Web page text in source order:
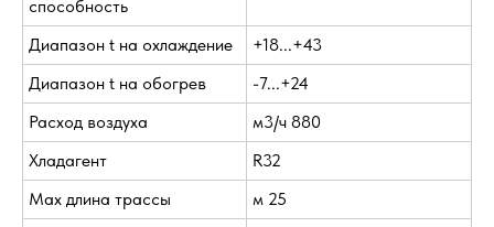
способность
Диапазон t на охлаждение
+18...+43
Диапазон t на обогрев
-7...+24
Расход воздуха
м3/ч 880
Хладагент
R32
Max длина трассы
м 25